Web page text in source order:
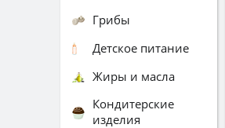
Грибы
Детское питание
Жиры и масла
Кондитерские
изделия